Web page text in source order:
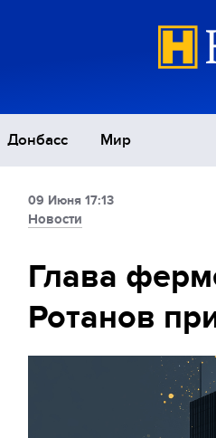
Донбасс Мир
09 Июня 17:13
Новости
Глава
Ротанов